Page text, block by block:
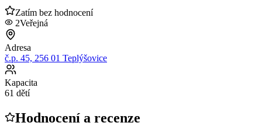
Zatím bez hodnocení
2Veřejná
Adresa
č.p. 45, 256 01 Teplýšovice
Kapacita
61 dětí
Hodnocení a recenze